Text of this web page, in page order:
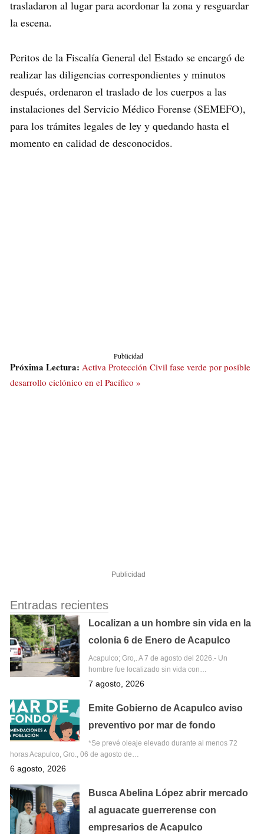
trasladaron al lugar para acordonar la zona y resguardar
la escena.
Peritos de la Fiscalía General del Estado se encargó de
realizar las diligencias correspondientes y minutos
después, ordenaron el traslado de los cuerpos a las
instalaciones del Servicio Médico Forense (SEMEFO),
para los trámites legales de ley y quedando hasta el
momento en calidad de desconocidos.
Publicidad
Próxima Lectura: Activa Protección Civil fase verde por posible
desarrollo ciclónico en el Pacífico »
Publicidad
Entradas recientes
Localizan a un hombre sin vida en la
colonia 6 de Enero de Acapulco
Acapulco; Gro,. A 7 de agosto del 2026.- Un
hombre fue localizado sin vida con…
7 agosto, 2026
Emite Gobierno de Acapulco aviso
preventivo por mar de fondo
*Se prevé oleaje elevado durante al menos 72
horas Acapulco, Gro., 06 de agosto de…
6 agosto, 2026
Busca Abelina López abrir mercado
al aguacate guerrerense con
empresarios de Acapulco